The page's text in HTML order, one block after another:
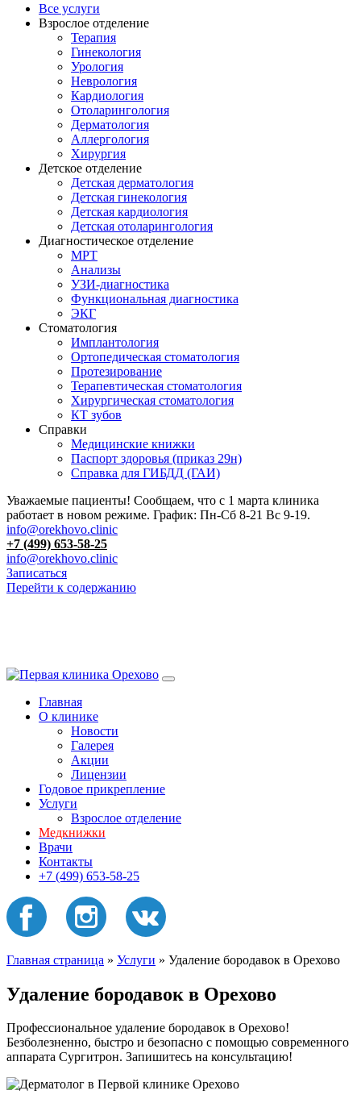
Все услуги
Взрослое отделение
Терапия
Гинекология
Урология
Неврология
Кардиология
Отоларингология
Дерматология
Аллергология
Хирургия
Детское отделение
Детская дерматология
Детская гинекология
Детская кардиология
Детская отоларингология
Диагностическое отделение
МРТ
Анализы
УЗИ-диагностика
Функциональная диагностика
ЭКГ
Стоматология
Имплантология
Ортопедическая стоматология
Протезирование
Терапевтическая стоматология
Хирургическая стоматология
КТ зубов
Справки
Медицинские книжки
Паспорт здоровья (приказ 29н)
Справка для ГИБДД (ГАИ)
Уважаемые пациенты! Сообщаем, что с 1 марта клиника
работает в новом режиме. График: Пн-Сб 8-21 Вс 9-19.
info@orekhovo.clinic
+7 (499) 653-58-25
info@orekhovo.clinic
Записаться
Перейти к содержанию
Главная
О клинике
Новости
Галерея
Акции
Лицензии
Годовое прикрепление
Услуги
Взрослое отделение
Медкнижки
Врачи
Контакты
+7 (499) 653-58-25
Главная страница » Услуги » Удаление бородавок в Орехово
Удаление бородавок в Орехово
Профессиональное удаление бородавок в Орехово!
Безболезненно, быстро и безопасно с помощью современного
аппарата Сургитрон. Запишитесь на консультацию!